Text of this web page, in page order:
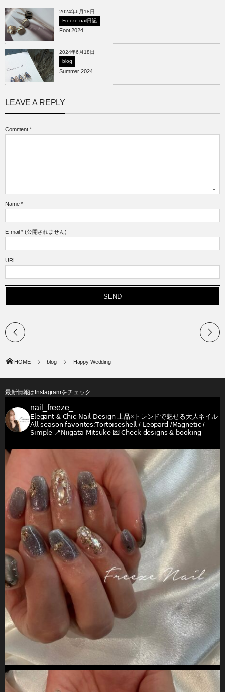
2024年6月18日
Freeze nail日記
Foot 2024
2024年6月18日
blog
Summer 2024
LEAVE A REPLY
Comment *
Name *
E-mail *(公開されません)
URL
HOME blog Happy Wedding
最新情報はInstagramをチェック
nail_freeze_
𝖤𝗅𝖾𝗀𝖺𝗇𝗍 & 𝖢𝗁𝗂𝖼 𝖭𝖺𝗂𝗅 𝖣𝖾𝗌𝗂𝗀𝗇上品×トレンドで魅せる大人ネイル
𝖠𝗅𝗅 𝗌𝖾𝖺𝗌𝗈𝗇 𝖿𝖺𝗏𝗈𝗋𝗂𝗍𝖾𝗌:𝖳𝗈𝗋𝗍𝗈𝗂𝗌𝖾𝗌𝗁𝖾𝗅𝗅 / 𝖫𝖾𝗈𝗉𝖺𝗋𝖽 /𝖬𝖺𝗀𝗇𝖾𝗍𝗂𝖼 /
𝖲𝗂𝗆𝗉𝗅𝖾 📍𝖭𝗂𝗂𝗀𝖺𝗍𝖺 𝖬𝗂𝗍𝗌𝗎𝗄𝖾💌 𝖢𝗁𝖾𝖼𝗄 𝖽𝖾𝗌𝗂𝗀𝗇𝗌 & 𝖻𝗈𝗈𝗄𝗂𝗇𝗀